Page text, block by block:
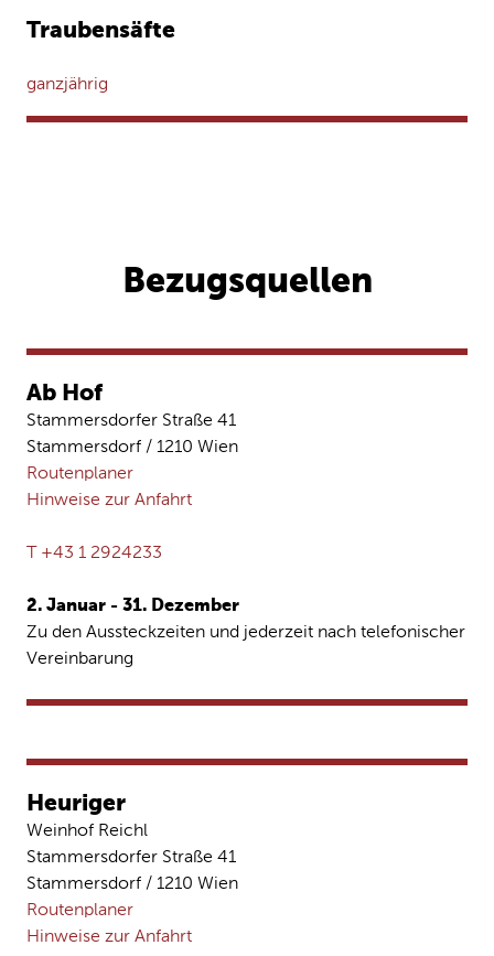
Traubensäfte
ganzjährig
Bezugsquellen
Ab Hof
Stammersdorfer Straße 41
Stammersdorf / 1210 Wien
Routenplaner
Hinweise zur Anfahrt
T +43 1 2924233
2. Januar - 31. Dezember
Zu den Aussteckzeiten und jederzeit nach telefonischer
Vereinbarung
Heuriger
Weinhof Reichl
Stammersdorfer Straße 41
Stammersdorf / 1210 Wien
Routenplaner
Hinweise zur Anfahrt